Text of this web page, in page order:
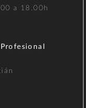
a 18.00h